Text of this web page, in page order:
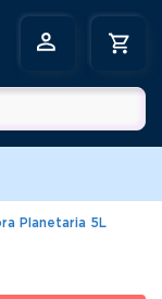
Planetaria 5L